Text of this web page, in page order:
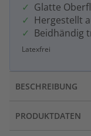
Glatte
Hergestellt
Beidhändig
Latexfrei
BESCHREIBUNG
PRODUKTDATEN